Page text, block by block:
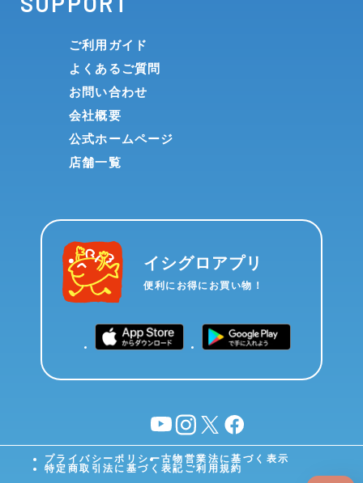
ご利用ガイド
よくあるご質問
お問い合わせ
会社概要
公式ホームページ
店舗一覧
イシグロアプリ
便利にお得にお買い物！
YouTubeinstagram
X facebook
プライバシーポリシー古物営業法に基づく表示
特定商取引法に基づく表記 ご利用規約